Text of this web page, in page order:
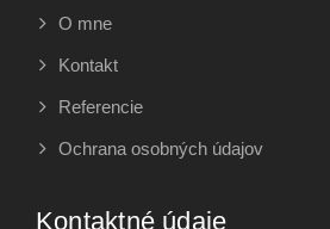
O mne
Kontakt
Referencie
Ochrana osobných údajov
Kontaktné údaje